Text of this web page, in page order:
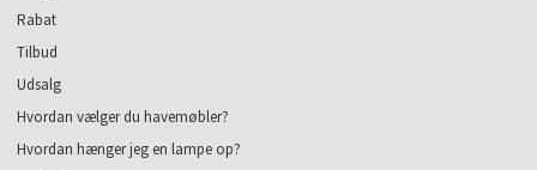
Rabat
Tilbud
Udsalg
Hvordan vælger du havemøbler?
Hvordan hænger jeg en lampe op?